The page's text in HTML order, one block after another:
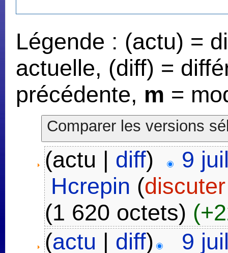
Légende : (actu) =
actuelle, (diff) =
précédente, m =
(actu | diff)
9
Hcrepin (discuter
(1 620 octets)
(actu | diff)
9